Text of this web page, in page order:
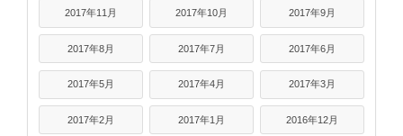
2017年11月 2017年10月 2017年9月
2017年8月 2017年7月 2017年6月
2017年5月 2017年4月 2017年3月
2017年2月 2017年1月 2016年12月